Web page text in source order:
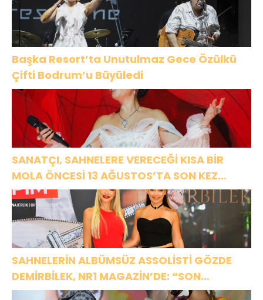
Başka Resort’ta Unutulmaz Gece Özülkü
Çifti Bodrum’u Büyüledi
SANATÇI, SAHNELERE VERECEĞİ KISA BİR
MOLA ÖNCESİ 13 AĞUSTOS’TA SON KEZ
HARBİYE’DE OLACAK!
SAHNELERİN ALBÜMSÜZ ASSOLİSTİ GÖZDE
DEMİRBİLEK, NR1 MAGAZİN’DE: “SON
ASSOLİST OLARAK VAR OLACAĞIM!”